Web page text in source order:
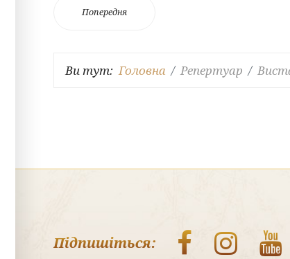
Попередня
Ви тут: Головна Репертуар
Підпишіться: